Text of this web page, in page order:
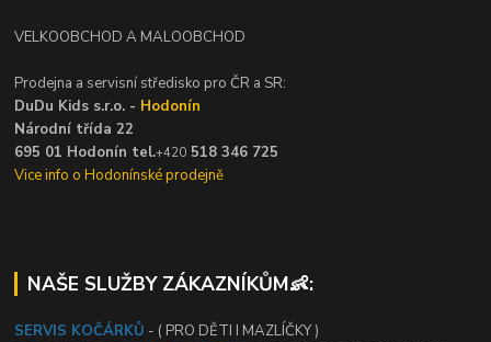
VELKOOBCHOD A MALOOBCHOD
Prodejna a servisní středisko pro ČR a SR:
DuDu Kids s.r.o. - Hodonín
Národní třída 22
695 01 Hodonín tel.+420 518 346 725
Vice info o Hodonínské prodejně
NAŠE SLUŽBY ZÁKAZNÍKŮM👶:
SERVIS KOČÁRKŮ - ( PRO DĚTI I MAZLÍČKY )